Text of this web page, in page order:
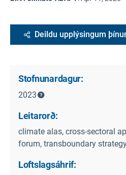
Deildu upplýsingum
Stofnunardagur:
2023
Leitarorð:
climate alas, cross-sectoral
forum, transboundary
Loftslagsáhrif: